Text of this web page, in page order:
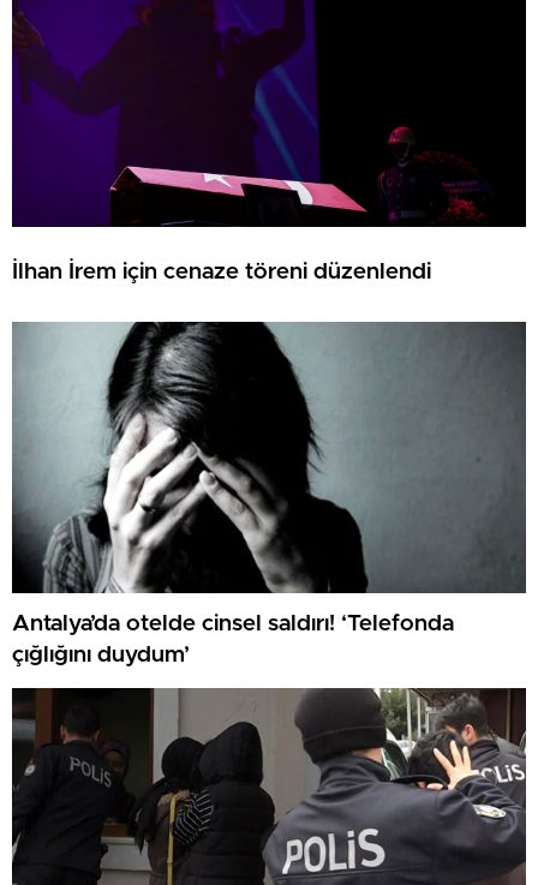
İlhan İrem için cenaze töreni düzenlendi
Antalya’da otelde cinsel saldırı! ‘Telefonda
çığlığını duydum’